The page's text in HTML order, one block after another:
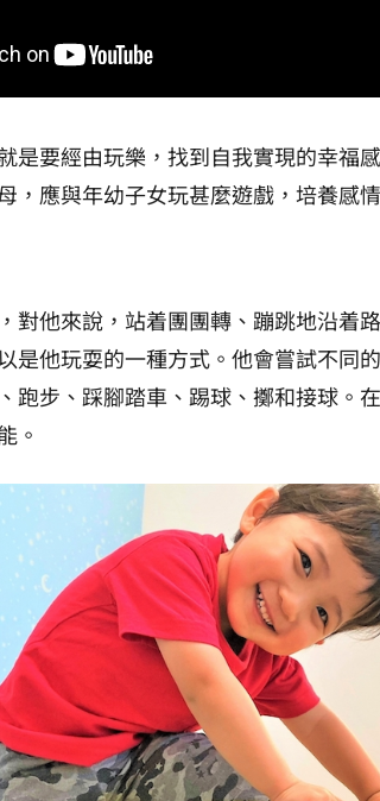
是要經由玩樂，找到自我實現的幸福
，應與年幼子女玩甚麼遊戲，培養感
對他來說，站着團團轉、蹦跳地沿着
是他玩耍的一種方式。他會嘗試不同
跑步、踩腳踏車、踢球、擲和接球。
。